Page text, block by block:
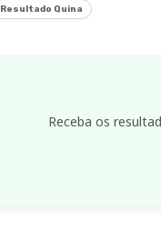
Resultado Quina
Receba os